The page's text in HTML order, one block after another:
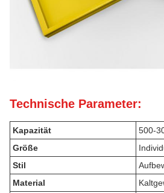
Technische Parameter:
Kapazität
500-
Größe
Stil
Material